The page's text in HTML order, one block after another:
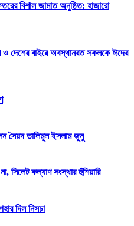
বিশাল জামাত অনুষ্ঠিত: হাজারো
ও দেশের বাইরে অবস্থানরত সকলকে ঈদের
সৈয়দ তালিমুল ইসলাম জুনু
সিলেট কল্যাণ সংস্থার হুঁশিয়ারি
দিল নিসচা